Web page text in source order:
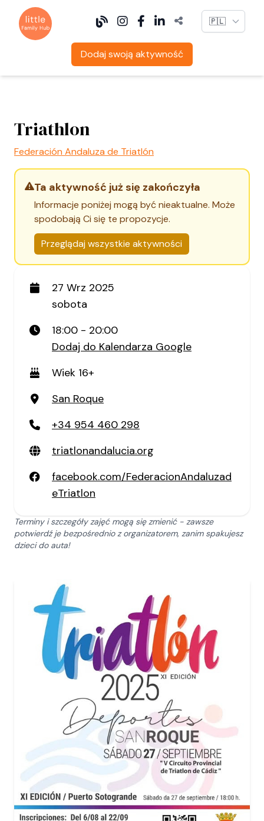
Language
Dodaj swoją aktywność
Triathlon
Federación Andaluza de Triatlón
Ta aktywność już się zakończyła
Informacje poniżej mogą być nieaktualne. Może
spodobają Ci się te propozycje.
Przeglądaj wszystkie aktywności
27 Wrz 2025
sobota
18:00 - 20:00
Dodaj do Kalendarza Google
Wiek 16+
San Roque
+34 954 460 298
triatlonandalucia.org
facebook.com/FederacionAndaluzad
eTriatlon
Terminy i szczegóły zajęć mogą się zmienić - zawsze
potwierdź je bezpośrednio z organizatorem, zanim spakujesz
dzieci do auta!